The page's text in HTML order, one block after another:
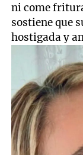
ni come
sostiene que
hostigada y